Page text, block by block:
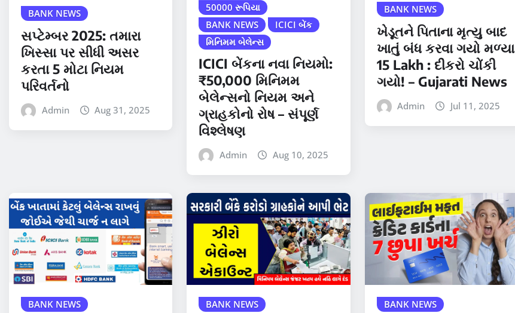
BANK NEWS
સપ્ટેમ્બર 2025: તમારા
ખિસ્સા પર સીધી અસર
કરતા 5 મોટા નિયમ
પરિવર્તનો
Admin Aug 31, 2025
50000 રૂપિયા
BANK NEWS
ICICI બેંક
મિનિમમ બેલેન્સ
ICICI બેંકના નવા નિયમો:
₹50,000 મિનિમમ
બેલેન્સનો નિયમ અને
ગ્રાહકોનો રોષ – સંપૂર્ણ
વિશ્લેષણ
Admin Aug 10, 2025
BANK NEWS
ખેડૂતને પિતાના મૃત્યુ બાદ
ખાતું બંધ કરવા ગયો મળ્યા
15 Lakh : દીકરો ચોંકી
ગયો! – Gujarati News
Admin Jul 11, 2025
BANK NEWS BANK NEWS BANK NEWS